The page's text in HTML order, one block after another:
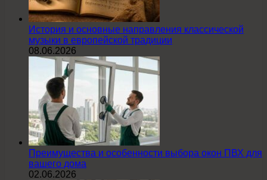
История и основные направления классической
музыки в европейской традиции
08.06.2026
Преимущества и особенности выбора окон ПВХ для
вашего дома
02.06.2026